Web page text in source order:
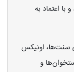
اعتماد به
سنت‌ها، اونیکس
و